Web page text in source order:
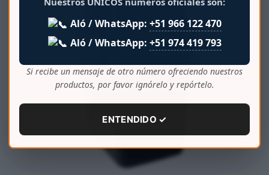
Aló / WhatsApp:+51 966 122 470
Aló / WhatsApp:+51 974 419 793
Si recibe un mensaje de otro número ofreciendo nuestros
productos, por favor ignórelo y repórtelo.
ENTENDIDO ✓